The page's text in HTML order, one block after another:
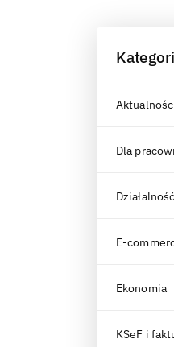
Dla
E-
Ekonomia
KSeF i